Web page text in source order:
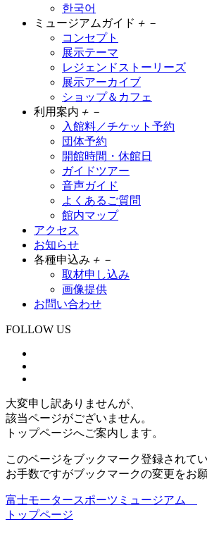
한국어
ミュージアムガイド ＋ －
コンセプト
展示テーマ
レジェンドストーリーズ
展示アーカイブ
ショップ＆カフェ
利用案内 ＋ －
入館料／チケット予約
団体予約
開館時間・休館日
ガイドツアー
音声ガイド
よくあるご質問
館内マップ
アクセス
お知らせ
各種申込み ＋ －
取材申し込み
画像提供
お問い合わせ
FOLLOW US
大変申し訳ありませんが、
該当ページがございません。
トップページへご案内します。
このページをブックマーク登録されてい
お手数ですがブックマークの変更をお
富士モータースポーツミュージアム
トップページ